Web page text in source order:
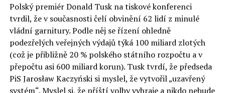
Otázky spojené s vývojem umělé inteligence budou na
fóru AI zvláště diskutovanou oblastí. Fórum AI bude
zahrnovat vyhrazenou tematickou trať skládající se z
panelů, prezentací, workshopů a speciálních akcí.
Budou diskutovány klíčové otázky vlivu umělé
inteligence ve společnosti, ale i v sektoru veřejných a
komerčních služeb. Budou se diskutovat problémy a
Polský premiér Donald Tusk na tiskové konferenci
tvrdil, že v současnosti čelí obvinění 62 lidí z minulé
vládní garnitury. Podle něj se řízení ohledně
podezřelých veřejných výdajů týká 100 miliard zlotých
(což je přibližně 20 % polského státního rozpočtu a v
přepočtu asi 600 miliard korun). Tusk tvrdí, že předseda
PiS Jarosław Kaczyński si myslel, že vytvořil „uzavřený
systém“. Myslel si, že příští volby vyhraje a nikdo nebude